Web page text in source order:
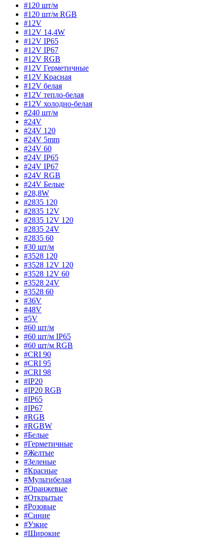
#120 шт/м
#120 шт/м RGB
#12V
#12V 14,4W
#12V IP65
#12V IP67
#12V RGB
#12V Герметичные
#12V Красная
#12V белая
#12V тепло-белая
#12V холодно-белая
#240 шт/м
#24V
#24V 120
#24V 5mm
#24V 60
#24V IP65
#24V IP67
#24V RGB
#24V Белые
#28,8W
#2835 120
#2835 12V
#2835 12V 120
#2835 24V
#2835 60
#30 шт/м
#3528 120
#3528 12V 120
#3528 12V 60
#3528 24V
#3528 60
#36V
#48V
#5V
#60 шт/м
#60 шт/м IP65
#60 шт/м RGB
#CRI 90
#CRI 95
#CRI 98
#IP20
#IP20 RGB
#IP65
#IP67
#RGB
#RGBW
#Белые
#Герметичные
#Желтые
#Зеленые
#Красные
#Мультибелая
#Оранжевые
#Открытые
#Розовые
#Синие
#Узкие
#Широкие